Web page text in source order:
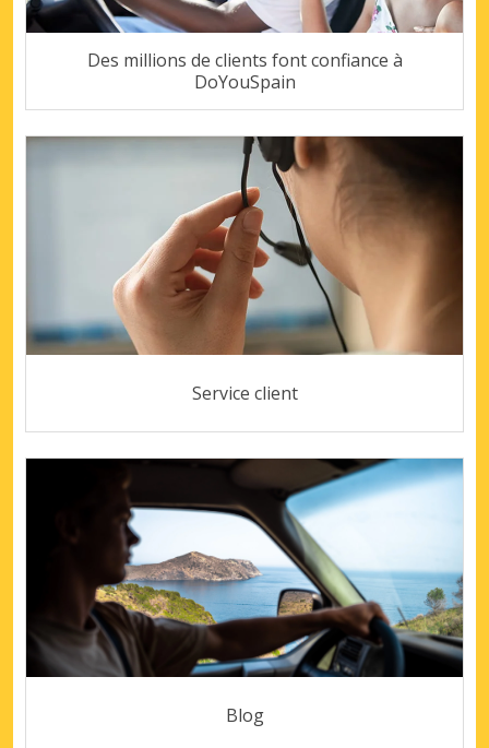
Des millions de clients font confiance à
DoYouSpain
Service client
Blog